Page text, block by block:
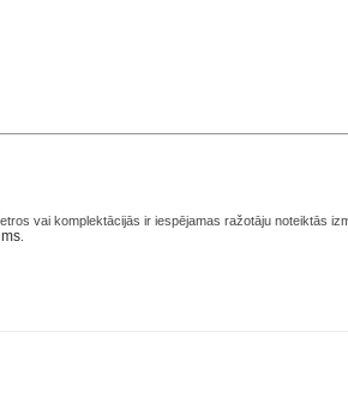
vai komplektācijās ir iespējamas ražotāju noteiktās
.